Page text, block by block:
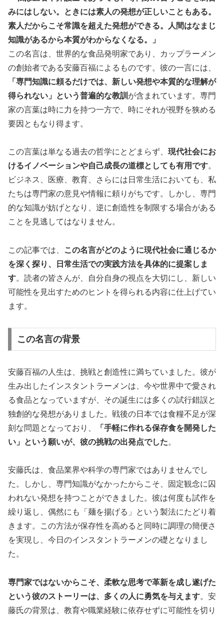
みにはしない。ときには素人の発想が正しいこともある。
素人だからこそ常識を超えた発想ができる。人間はなまじ
知識があるから本質がわからなくなる。」
この名言は、世界的な食品発明家であり、カップラーメン
の創始者である安藤百福によるものです。彼の一言には、
「専門知識に頼るだけでは、新しい発想や本質的な理解が
得られない」という普遍的な教訓 が含まれています。専門
家の言葉は時に力を持つ一方で、時にそれが視野を狭める
要因ともなり得ます。
この言葉は単なる過去の哲学にとどまらず、 現代社会にお
けるイノベーションや自己成長の道標としても有用です。
ビジネス、医療、教育、さらには日常生活においても、私
たちは専門家の意見や情報に頼りがちです。しかし、専門
的な知識が妨げとなり、逆に創造性を制限する場合がある
ことを見逃してはなりません。
この記事では、
この名言がどのように現代社会に通じるか
を深く探り、日常生活での実践方法を具体的に提案しま
す。読者の皆さんが、自分自身の視点を大切にし、新しい
可能性を見出すためのヒントを得られる内容に仕上げてい
ます。
この名言の背景
安藤百福の人生は、挑戦と創造性に満ちていました。彼が
生み出したインスタントラーメンは、今や世界中で愛され
る食品となっていますが、その誕生には多くの試行錯誤と
独創的な発想がありました。戦後の日本では食糧不足が深
刻な問題となっており、
「手軽に作れる保存食を開発した
い」という願いが、彼の挑戦の出発点でした。
安藤氏は、食品業界や科学の専門家ではありませんでし
た。しかし、専門知識がなかったからこそ、固定観念に囚
われない発想を持つことができました。彼は何度も試作を
繰り返し、偶然にも「麺を揚げる」という製法にたどり着
きます。この方法が保存性を高めると同時に調理の簡便さ
を実現し、今日のインスタントラーメンの礎となりまし
た。
専門家ではないからこそ、柔軟な思考で革新を成し遂げた
という彼のストーリーは、多くの人に勇気を与えます。安
藤氏の背景は、教育や職業経験に依存せずに可能性を切り